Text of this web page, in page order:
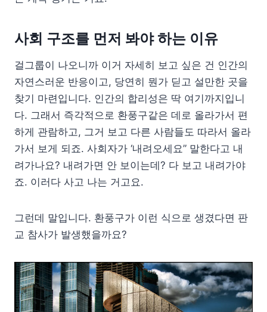
사회 구조를 먼저 봐야 하는 이유
걸그룹이 나오니까 이거 자세히 보고 싶은 건 인간의
자연스러운 반응이고, 당연히 뭔가 딛고 설만한 곳을
찾기 마련입니다. 인간의 합리성은 딱 여기까지입니
다. 그래서 즉각적으로 환풍구같은 데로 올라가서 편
하게 관람하고, 그거 보고 다른 사람들도 따라서 올라
가서 보게 되죠. 사회자가 ‘내려오세요” 말한다고 내
려가나요? 내려가면 안 보이는데? 다 보고 내려가야
죠. 이러다 사고 나는 거고요.
그런데 말입니다. 환풍구가 이런 식으로 생겼다면 판
교 참사가 발생했을까요?